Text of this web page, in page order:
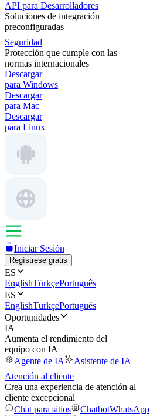
API para Desarrolladores
Soluciones de integración
preconfiguradas
Seguridad
Protección que cumple con las
normas internacionales
Descargar
para Windows
Descargar
para Mac
Descargar
para Linux
Iniciar Sesión
Regístrese gratis
ES
EnglishTürkçePortuguês
ES
EnglishTürkçePortuguês
Oportunidades
IA
Aumenta el rendimiento del
equipo con IA
Agente de IA
Asistente de IA
Atención al cliente
Crea una experiencia de atención al
cliente excepcional
Chat para sitios
ChatbotWhatsApp